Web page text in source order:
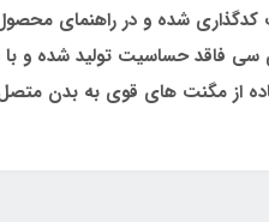
کدگذاری شده­ و در راهنمای
سی فاقد حساسیت تولید شده
از مگنت ­های قوی به